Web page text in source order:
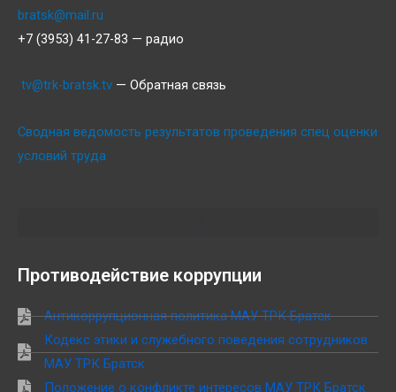
bratsk@mail.ru
+7 (3953) 41-27-83 — радио
tv@trk-bratsk.tv — Обратная связь
Сводная ведомость результатов проведения спец оценки
условий труда
Противодействие коррупции
Антикоррупционная политика МАУ ТРК Братск
Кодекс этики и служебного поведения сотрудников
МАУ ТРК Братск
Положение о конфликте интересов МАУ ТРК Братск